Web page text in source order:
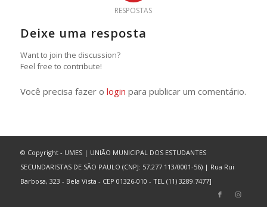
RESPOSTAS
Deixe uma resposta
Want to join the discussion?
Feel free to contribute!
Você precisa fazer o login para publicar um comentário.
© Copyright - UMES | UNIÃO MUNICIPAL DOS ESTUDANTES
SECUNDARISTAS DE SÃO PAULO (CNPJ: 57.277.113/0001-56) | Rua Rui
Barbosa, 323 - Bela Vista - CEP 01326-010 - TEL (11) 3289.7477]